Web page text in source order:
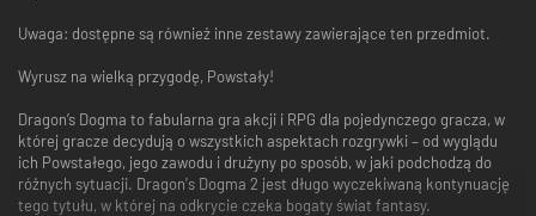
Uwaga: dostępne są również inne zestawy zawierające ten przedmiot.
Wyrusz na wielką przygodę, Powstały!
Dragon’s Dogma to fabularna gra akcji i RPG dla pojedynczego gracza, w
której gracze decydują o wszystkich aspektach rozgrywki – od wyglądu
ich Powstałego, jego zawodu i drużyny po sposób, w jaki podchodzą do
różnych sytuacji. Dragon's Dogma 2 jest długo wyczekiwaną kontynuację
tego tytułu, w której na odkrycie czeka bogaty świat fantasy.